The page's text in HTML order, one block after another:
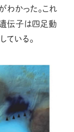
わかった。これ
伝子は四足動
ている。